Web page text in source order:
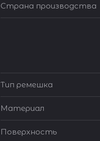
Страна производства
Тип ремешка
Материал
Поверхность